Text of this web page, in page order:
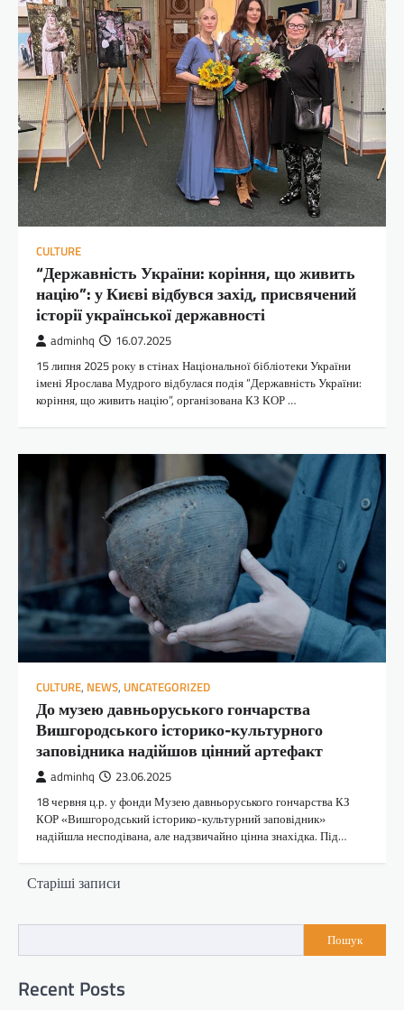
CULTURE
“Державність України: коріння, що живить
націю”: у Києві відбувся захід, присвячений
історії української державності
adminhq 16.07.2025
15 липня 2025 року в стінах Національної бібліотеки України
імені Ярослава Мудрого відбулася подія “Державність України:
коріння, що живить націю”, організована КЗ КОР …
CULTURE, NEWS, UNCATEGORIZED
До музею давньоруського гончарства
Вишгородського історико-культурного
заповідника надійшов цінний артефакт
adminhq 23.06.2025
18 червня ц.р. у фонди Музею давньоруського гончарства КЗ
КОР «Вишгородський історико-культурний заповідник»
надійшла несподівана, але надзвичайно цінна знахідка. Під…
Навігація
записами
Старіші записи
Пошук
Recent Posts